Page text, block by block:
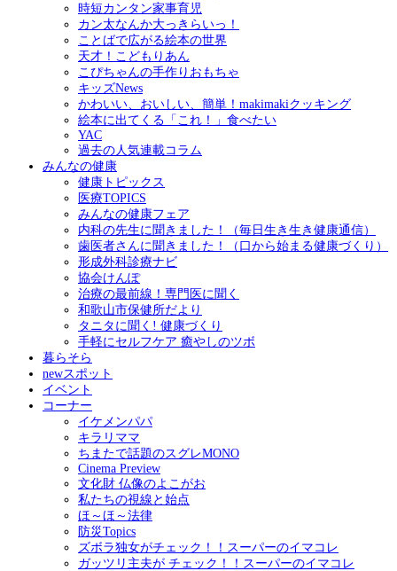
時短カンタン家事育児
カン太なんか大っきらいっ！
ことばで広がる絵本の世界
天才！こどもりあん
こぴちゃんの手作りおもちゃ
キッズNews
かわいい、おいしい、簡単！makimakiクッキング
絵本に出てくる「これ！」食べたい
YAC
過去の人気連載コラム
みんなの健康
健康トピックス
医療TOPICS
みんなの健康フェア
内科の先生に聞きました！（毎日生き生き健康通信）
歯医者さんに聞きました！（口から始まる健康づくり）
形成外科診療ナビ
協会けんぽ
治療の最前線！専門医に聞く
和歌山市保健所だより
タニタに聞く! 健康づくり
手軽にセルフケア 癒やしのツボ
暮らそら
newスポット
イベント
コーナー
イケメンパパ
キラリママ
ちまたで話題のスグレMONO
Cinema Preview
文化財 仏像のよこがお
私たちの視線と始点
ほ～ほ～法律
防災Topics
ズボラ独女がチェック！！スーパーのイマコレ
ガッツリ主夫が チェック！！スーパーのイマコレ